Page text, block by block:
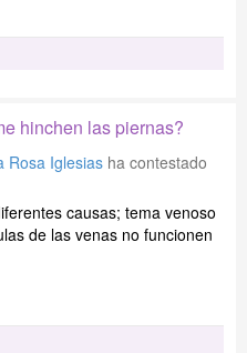
hinchen las piernas?
Rosa Iglesias ha contestado
causas; tema venoso
de las venas no funcionen